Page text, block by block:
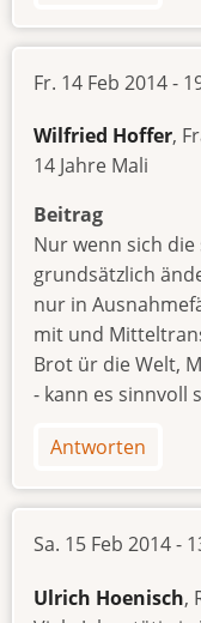
Fr. 14 Feb 2014 -
Wilfried Hoffer,
14 Jahre Mali
Beitrag
Nur wenn sich
grundsätzlich
nur in
mit und
Brot ür die Welt,
- kann es sinnvoll
Antworten
Sa. 15 Feb 2014 -
Ulrich Hoenisch,